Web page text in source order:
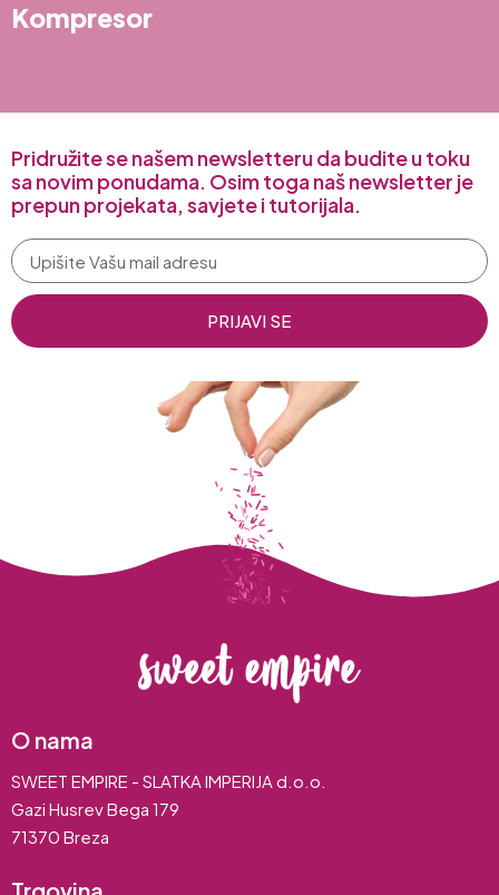
Kompresor
Pridružite se našem newsletteru da budite u toku
sa novim ponudama. Osim toga naš newsletter je
prepun projekata, savjete i tutorijala.
PRIJAVI SE
O nama
SWEET EMPIRE - SLATKA IMPERIJA d.o.o.
Gazi Husrev Bega 179
71370 Breza